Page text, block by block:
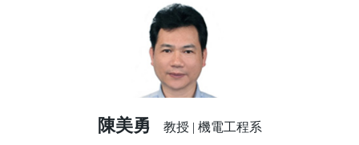
陳美勇 教授 | 機電工程系